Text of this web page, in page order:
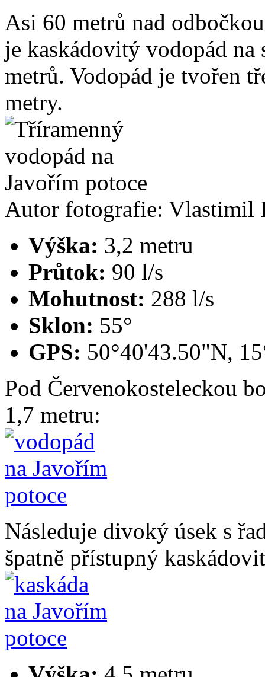
Asi 60 metrů nad
je kaskádovitý vodopád na
metrů. Vodopád je tvořen
metry.
Autor fotografie: Vlastimil
Výška: 3,2 metru
Průtok: 90 l/s
Mohutnost: 288 l/s
Sklon: 55°
GPS: 50°40'43.50"N,
Pod Červenokosteleckou
1,7 metru:
Následuje divoký úsek s
špatně přístupný